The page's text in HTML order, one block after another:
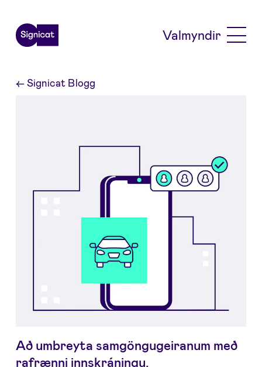
Valmyndir
←Signicat Blogg
Að umbreyta samgöngugeiranum með
rafrænni innskráningu.